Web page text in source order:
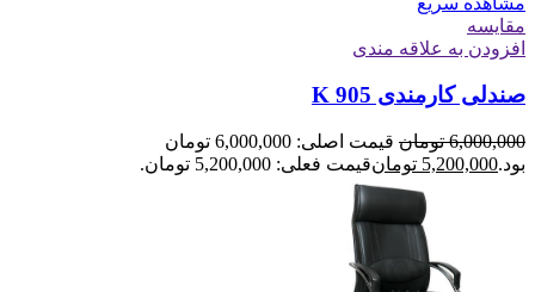
مقایسه
افزودن به علاقه مندی
صندلی کارمندی K 905
6,000,000 تومان
قیمت اصلی: 6,000,000 تومان
بود.5,200,000 تومانقیمت فعلی: 5,200,000 تومان.